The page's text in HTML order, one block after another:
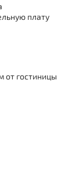
плату
от гостиницы